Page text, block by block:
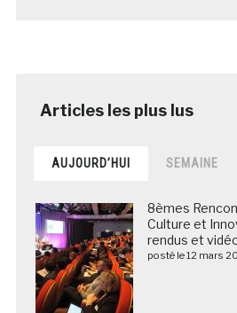
AUJOURD’HUI SEMAINE
8èmes
Culture et
rendus et
posté le 12 mars